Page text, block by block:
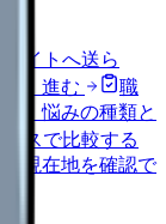
サイトへ送ら
。 進む
職
、悩みの種類と
パスで比較する
現在地を確認で